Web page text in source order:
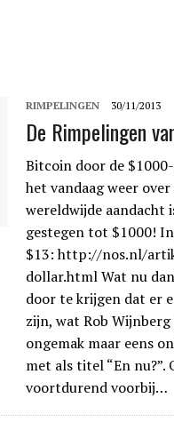
MET TERRY DERKS
MET PIETER BREGMAN
RIMPELINGEN 30/11/2013
De Rimpelingen
Bitcoin door de
het vandaag weer
wereldwijde aandacht
gestegen tot $1000!
$13: http://nos.nl/
dollar.html Wat nu
door te krijgen dat er
zijn, wat Rob
ongemak maar eens
met als titel “En nu?”.
voortdurend voorbij…